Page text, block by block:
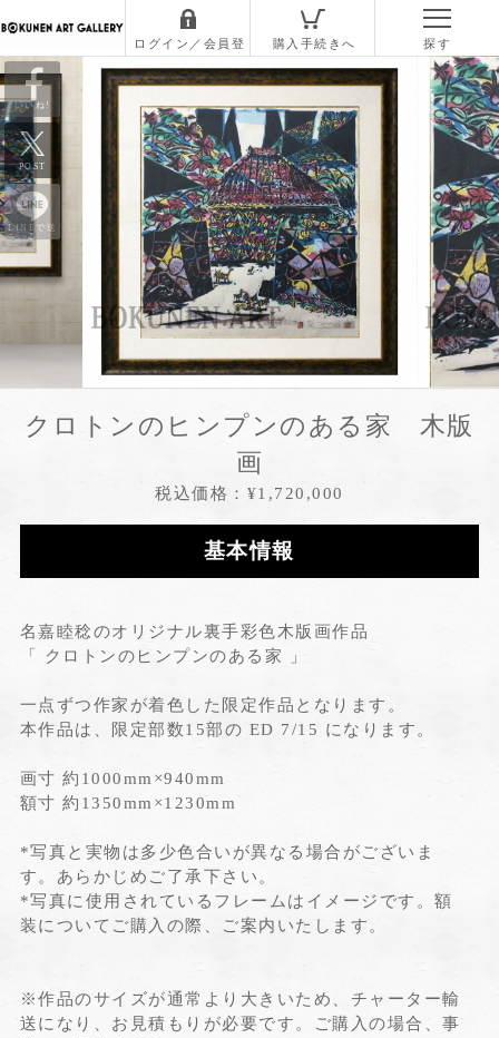
いいね!
POST
LINEで送
る
クロトンのヒンプンのある家 木版
画
税込価格：¥1,720,000
基本情報
名嘉睦稔のオリジナル裏手彩色木版画作品
「 クロトンのヒンプンのある家 」
一点ずつ作家が着色した限定作品となります。
本作品は、限定部数15部の ED 7/15 になります。
画寸 約1000mm×940mm
額寸 約1350mm×1230mm
*写真と実物は多少色合いが異なる場合がございま
す。あらかじめご了承下さい。
*写真に使用されているフレームはイメージです。額
装についてご購入の際、ご案内いたします。
※作品のサイズが通常より大きいため、チャーター輸
送になり、お見積もりが必要です。ご購入の場合、事